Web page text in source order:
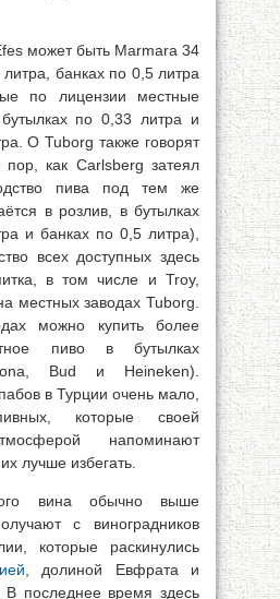
может быть Marmara 34
банках по 0,5 литра
по лицензии местные
по 0,33 литра и
О Tuborg также говорят
как Carlsberg затеял
пива под тем же
в розлив, в бутылках
и банках по 0,5 литра),
всех доступных здесь
в том числе и Troy,
местных заводах Tuborg.
можно купить более
пиво в бутылках
Bud и Heineken).
в Турции очень мало,
которые своей
напоминают
лучше избегать.
вина обычно выше
с виноградников
которые раскинулись
, долиной Евфрата и
последнее время здесь